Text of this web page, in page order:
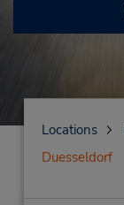
Locations
Duesseldorf